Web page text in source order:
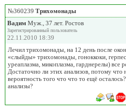
№360239 Трихомонады
Вадим Муж., 37 лет. Ростов
Зарегистрированный пользователь
22.11.2010 18:39
Лечил трихомонады, на 12 день после
«слыйды» трихомонады, гоноккоки,
уреаплазма, микоплазма, гарднерелы) все
Достаточно ли этих анализов, потому что
вероятность того что что то ещё
анализы?